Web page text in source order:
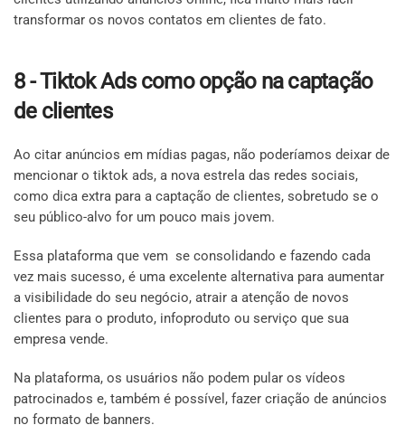
transformar os novos contatos em clientes de fato.
8 - Tiktok Ads como opção na captação
de clientes
Ao citar anúncios em mídias pagas, não poderíamos deixar de
mencionar o tiktok ads, a nova estrela das redes sociais,
como dica extra para a captação de clientes, sobretudo se o
seu público-alvo for um pouco mais jovem.
Essa plataforma que vem se consolidando e fazendo cada
vez mais sucesso, é uma excelente alternativa para aumentar
a visibilidade do seu negócio, atrair a atenção de novos
clientes para o produto, infoproduto ou serviço que sua
empresa vende.
Na plataforma, os usuários não podem pular os vídeos
patrocinados e, também é possível, fazer criação de anúncios
no formato de banners.